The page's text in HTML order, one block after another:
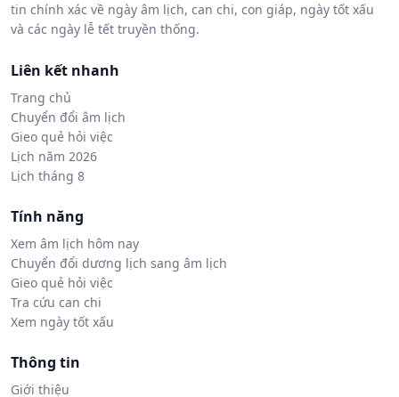
tin chính xác về ngày âm lịch, can chi, con giáp, ngày tốt xấu
và các ngày lễ tết truyền thống.
Liên kết nhanh
Trang chủ
Chuyển đổi âm lịch
Gieo quẻ hỏi việc
Lịch năm 2026
Lịch tháng 8
Tính năng
Xem âm lịch hôm nay
Chuyển đổi dương lịch sang âm lịch
Gieo quẻ hỏi việc
Tra cứu can chi
Xem ngày tốt xấu
Thông tin
Giới thiệu